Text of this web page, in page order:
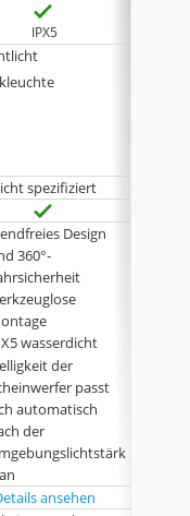
IPX5
spezifiziert
Design
360°-
wasserdicht
der
passt
automatisch
der
ansehen